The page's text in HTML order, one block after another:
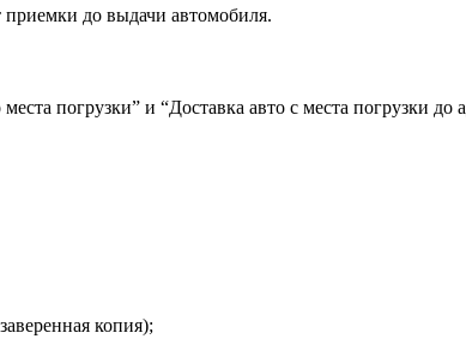
приемки до выдачи автомобиля.
погрузки” и “Доставка авто с места погрузки
копия);